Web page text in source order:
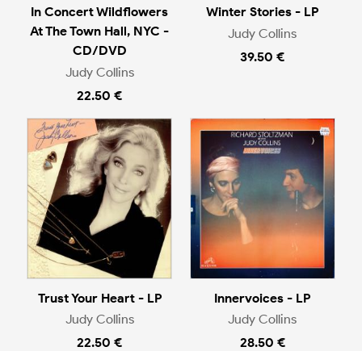
In Concert Wildflowers
At The Town Hall, NYC -
CD/DVD
Judy Collins
22.50 €
Winter Stories - LP
Judy Collins
39.50 €
Trust Your Heart - LP
Judy Collins
22.50 €
Innervoices - LP
Judy Collins
28.50 €